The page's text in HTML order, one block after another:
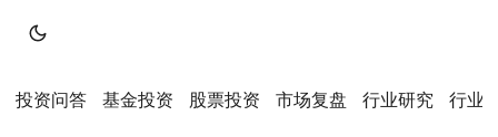
投资问答 基金投资 股票投资 市场复盘 行业研究 行业